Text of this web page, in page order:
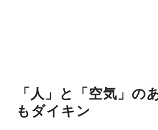
「人」と「空気」の
もダイキン